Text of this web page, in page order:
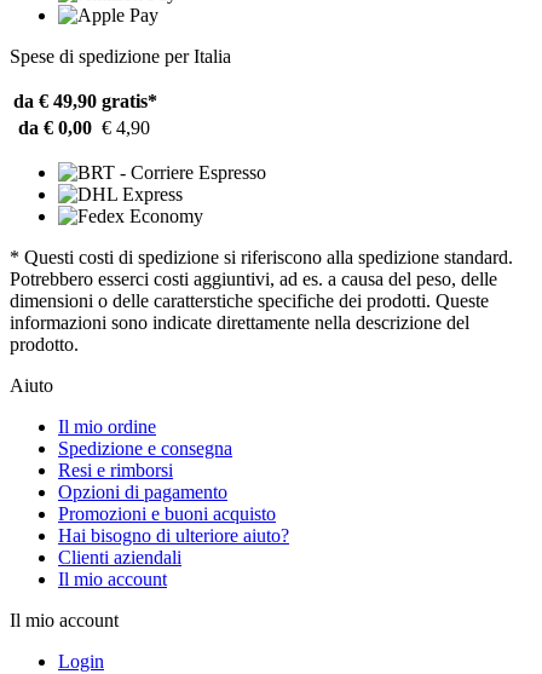
Spese di spedizione per Italia
da € 49,90 gratis*
da € 0,00 € 4,90
* Questi costi di spedizione si riferiscono alla spedizione standard.
Potrebbero esserci costi aggiuntivi, ad es. a causa del peso, delle
dimensioni o delle caratterstiche specifiche dei prodotti. Queste
informazioni sono indicate direttamente nella descrizione del
prodotto.
Aiuto
Il mio ordine
Spedizione e consegna
Resi e rimborsi
Opzioni di pagamento
Promozioni e buoni acquisto
Hai bisogno di ulteriore aiuto?
Clienti aziendali
Il mio account
Il mio account
Login